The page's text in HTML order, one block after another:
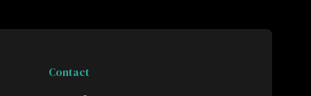
Contact